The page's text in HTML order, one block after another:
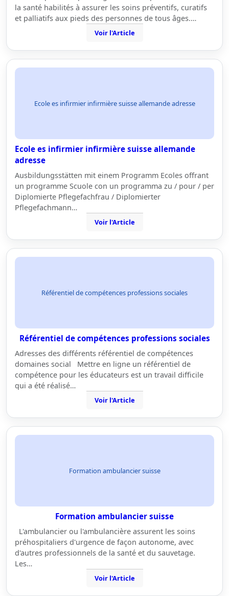
la santé habilités à assurer les soins préventifs, curatifs
et palliatifs aux pieds des personnes de tous âges.…
Voir l'Article
Ecole es infirmier infirmière suisse allemande adresse
Ecole es infirmier infirmière suisse allemande
adresse
Ausbildungsstätten mit einem Programm Ecoles offrant
un programme Scuole con un programma zu / pour / per
Diplomierte Pflegefachfrau / Diplomierter
Pflegefachmann…
Voir l'Article
Référentiel de compétences professions sociales
Référentiel de compétences professions sociales
Adresses des différents référentiel de compétences
domaines social Mettre en ligne un référentiel de
compétence pour les éducateurs est un travail difficile
qui a été réalisé…
Voir l'Article
Formation ambulancier suisse
Formation ambulancier suisse
L'ambulancier ou l'ambulancière assurent les soins
préhospitaliers d'urgence de façon autonome, avec
d'autres professionnels de la santé et du sauvetage.
Les…
Voir l'Article